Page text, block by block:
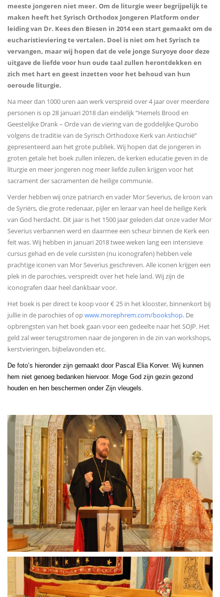
meeste jongeren niet meer. Om de liturgie weer begrijpelijk te
maken heeft het Syrisch Orthodox Jongeren Platform onder
leiding van Dr. Kees den Biesen in 2014 een start gemaakt om de
eucharistieviering te vertalen. Doel is niet om het Syrisch te
vervangen, maar wij hopen dat de vele jonge Suryoye door deze
uitgave de liefde voor hun oude taal zullen herontdekken en
zich met hart en geest inzetten voor het behoud van hun
oeroude liturgie.
Na meer dan 1000 uren aan werk verspreid over 4 jaar over meerdere
personen is op 28 januari 2018 dan eindelijk “Hemels Brood en
Geestelijke Drank – Orde van de viering van de goddelijke Qurobo
volgens de traditie van de Syrisch Orthodoxe Kerk van Antiochië”
gepresenteerd aan het grote publiek. Wij hopen dat de jongeren in
groten getale het boek zullen inlezen, de kerken educatie geven in de
liturgie en meer jongeren nog meer liefde zullen krijgen voor het
sacrament der sacramenten de heilige communie.
Verder hebben wij onze patriarch en vader Mor Severius, de kroon van
de Syriërs, die grote redenaar, pijler en leraar van heel de heilige Kerk
van God herdacht. Dit jaar is het 1500 jaar geleden dat onze vader Mor
Severius verbannen werd en daarmee een scheur binnen de Kerk een
feit was. Wij hebben in januari 2018 twee weken lang een intensieve
cursus gehad en de vele cursisten (nu iconografen) hebben vele
prachtige iconen van Mor Severius geschreven. Alle iconen krijgen een
plek in de parochies, verspreidt over het hele land. Wij zijn de
iconografen daar heel dankbaar voor.
Het boek is per direct te koop voor € 25 in het klooster, binnenkort bij
jullie in de parochies of opwww.morephrem.com/bookshop. De
opbrengsten van het boek gaan voor een gedeelte naar het SOJP. Het
geld zal weer terugstromen naar de jongeren in de zin van workshops,
kerstvieringen, bijbelavonden etc.
De foto’s hieronder zijn gemaakt door Pascal Elia Korver. Wij kunnen
hem niet genoeg bedanken hiervoor. Moge God zijn gezin gezond
houden en hen beschermen onder Zijn vleugels.